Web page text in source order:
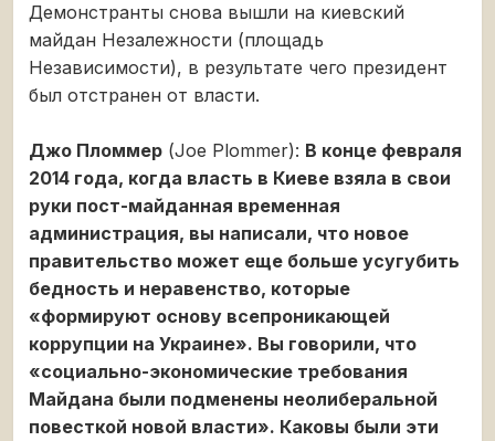
Демонстранты снова вышли на киевский
майдан Незалежности (площадь
Независимости), в результате чего президент
был отстранен от власти.
Джо Пломмер (Joe Plommer): В конце февраля
2014 года, когда власть в Киеве взяла в свои
руки пост-майданная временная
администрация, вы написали, что новое
правительство может еще больше усугубить
бедность и неравенство, которые
«формируют основу всепроникающей
коррупции на Украине». Вы говорили, что
«социально-экономические требования
Майдана были подменены неолиберальной
повесткой новой власти». Каковы были эти